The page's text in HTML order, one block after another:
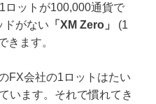
ロットが100,000通貨で
ドがない 「XM Zero」
(1
きます。
FX会社の1ロットはたい
います。それで慣れてき